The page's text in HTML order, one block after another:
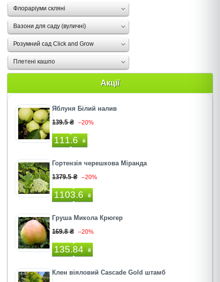
Флораріуми скляні
Вазони для саду (вуличні)
Розумний сад Click and Grow
Плетені кашпо
Акції
Яблуня Білий налив
139.5 ₴ –20%
111.6 ₴
Гортензія черешкова Міранда
1379.5 ₴ –20%
1103.6 ₴
Груша Микола Крюгер
169.8 ₴ –20%
135.84 ₴
Клен віяловий Cascade Gold штамб